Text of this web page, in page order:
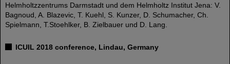
Helmholtzzentrums Darmstadt und dem Helmholtz Institut Jena: V.
Bagnoud, A. Blazevic, T. Kuehl, S. Kunzer, D. Schumacher, Ch.
Spielmann, T.Stoehlker, B. Zielbauer und D. Lang.
ICUIL 2018 conference, Lindau, Germany